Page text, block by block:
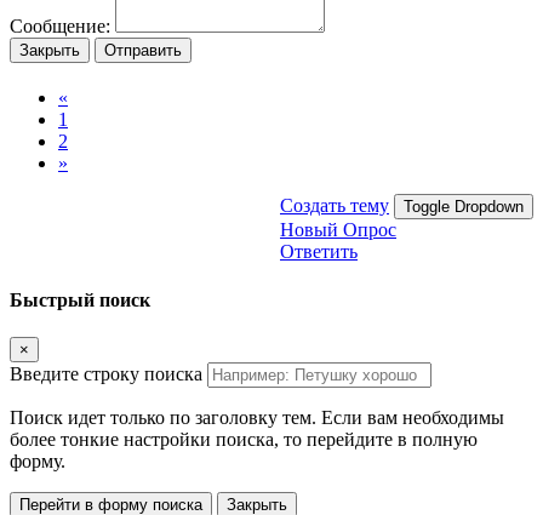
Сообщение:
Закрыть Отправить
«
1
2
»
Создать тему Toggle Dropdown
Новый Опрос
Ответить
Быстрый поиск
×
Введите строку поиска
Поиск идет только по заголовку тем. Если вам необходимы
более тонкие настройки поиска, то перейдите в полную
форму.
Перейти в форму поиска Закрыть